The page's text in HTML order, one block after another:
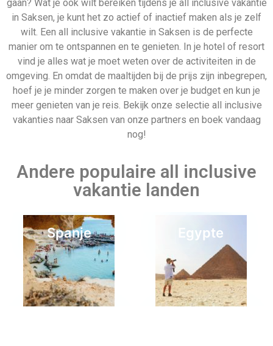
gaan? Wat je ook wilt bereiken tijdens je all inclusive vakantie
in Saksen, je kunt het zo actief of inactief maken als je zelf
wilt. Een all inclusive vakantie in Saksen is de perfecte
manier om te ontspannen en te genieten. In je hotel of resort
vind je alles wat je moet weten over de activiteiten in de
omgeving. En omdat de maaltijden bij de prijs zijn inbegrepen,
hoef je je minder zorgen te maken over je budget en kun je
meer genieten van je reis. Bekijk onze selectie all inclusive
vakanties naar Saksen van onze partners en boek vandaag
nog!
Andere populaire all inclusive
vakantie landen
Spanje Egypte